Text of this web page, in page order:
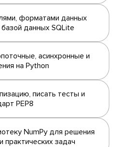
форматами данных
данных SQLite
асинхронные и
на Python
писать тесты и
PEP8
NumPy для решения
практических задач